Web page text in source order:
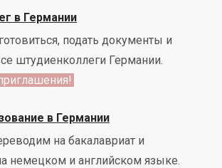
в Германии
подать документы и
штудиенколлеги Германии.
в Германии
на бакалавриат и
немецком и английском языке.